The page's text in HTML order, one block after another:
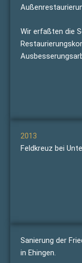
Wir erfaßten die
2013
Feldkreuz bei
Sanierung der
in Ehingen.